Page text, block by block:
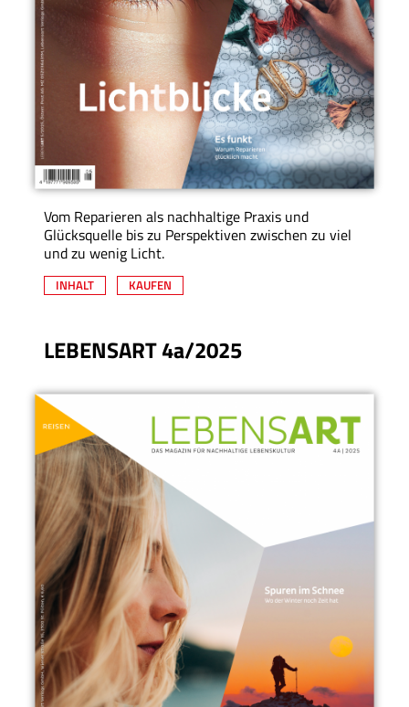
Vom Reparieren als nachhaltige Praxis und
Glücksquelle bis zu Perspektiven zwischen zu viel
und zu wenig Licht.
INHALT KAUFEN
LEBENSART 4a/2025